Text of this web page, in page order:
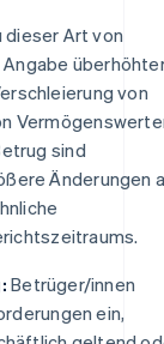
dieser Art von
von
sind
Änderungen
Betrüger/innen
ein,